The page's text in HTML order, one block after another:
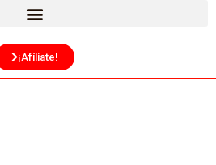
¡Afíliate!